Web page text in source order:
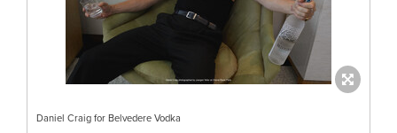
Daniel Craig for Belvedere Vodka